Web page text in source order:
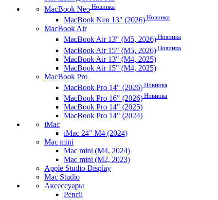
MacBook Neo Новинка
MacBook Neo 13" (2026) Новинка
MacBook Air
MacBook Air 13" (M5, 2026) Новинка
MacBook Air 15" (M5, 2026) Новинка
MacBook Air 13" (M4, 2025)
MacBook Air 15" (M4, 2025)
MacBook Pro
MacBook Pro 14" (2026) Новинка
MacBook Pro 16" (2026) Новинка
MacBook Pro 14" (2025)
MacBook Pro 14" (2024)
iMac
iMac 24" M4 (2024)
Mac mini
Mac mini (M4, 2024)
Mac mini (M2, 2023)
Apple Studio Display
Mac Studio
Аксессуары
Pencil